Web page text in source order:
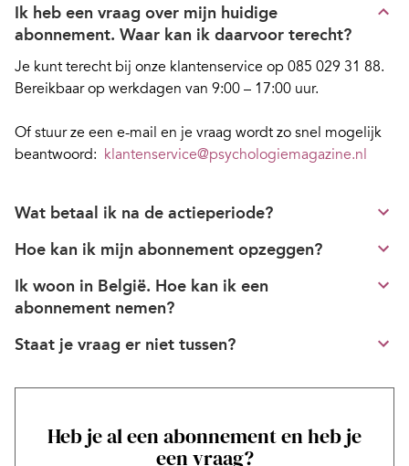
Ik heb een vraag over mijn huidige
abonnement. Waar kan ik daarvoor terecht?
Je kunt terecht bij onze klantenservice op 085 029 31 88.
Bereikbaar op werkdagen van 9:00 – 17:00 uur.
Of stuur ze een e-mail en je vraag wordt zo snel mogelijk
beantwoord: klantenservice@psychologiemagazine.nl
Wat betaal ik na de actieperiode?
Hoe kan ik mijn abonnement opzeggen?
Ik woon in België. Hoe kan ik een
abonnement nemen?
Staat je vraag er niet tussen?
Heb je al een abonnement en heb je
een vraag?